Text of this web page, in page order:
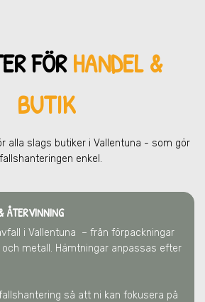
FÖRHANDEL &
BUTIK
alla slags butiker i Vallentuna - som gör
enkel.
ÅTERVINNING
i Vallentuna – från förpackningar
metall. Hämtningar anpassas efter
så att ni kan fokusera på